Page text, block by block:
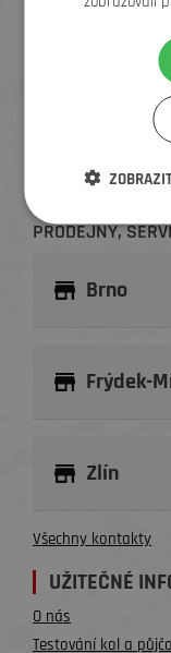
Online
PRODEJNY,
Brno
Frýdek-
Zlín
Všechny kontakty
UŽITEČNÉ
O nás
Testování kol a